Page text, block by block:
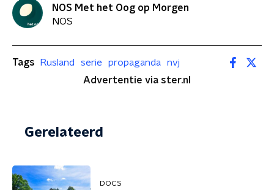
NOS Met het Oog op Morgen
NOS
Tags Rusland serie propaganda
nvj
Advertentie via ster.nl
Gerelateerd
DOCS